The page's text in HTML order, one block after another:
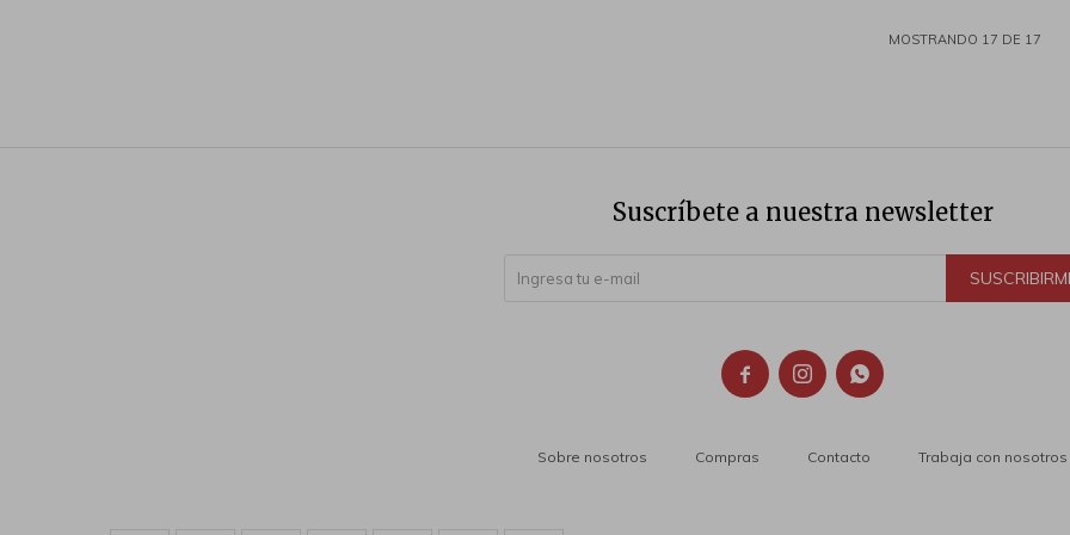
MOSTRANDO 17 DE 17
  
Sobre nosotros Compras Contacto Trabaja con nosotros
Suscríbete a nuestra newsletter